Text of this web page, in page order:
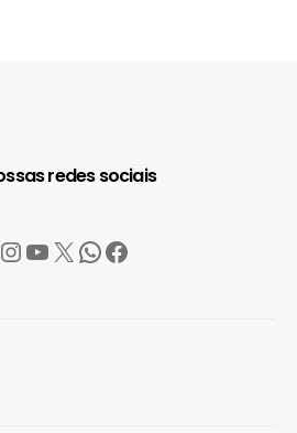
redes sociais
Instagram
YouTube
X WhatsApp
Facebook